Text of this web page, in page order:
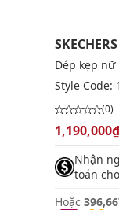
SKECHERS
Dép kẹp nữ
Style Code:
(0)
1,190,000₫
Nhận
toán
Hoặc